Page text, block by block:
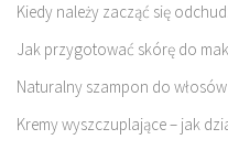
Kiedy należy zacząć się
Jak przygotować skórę do
Naturalny szampon do
Kremy wyszczuplające – jak